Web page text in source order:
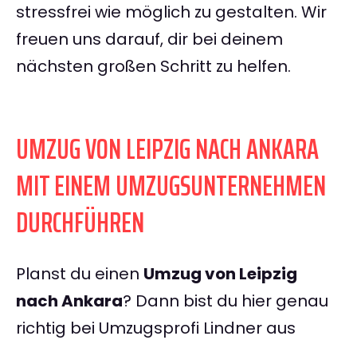
stressfrei wie möglich zu gestalten. Wir
freuen uns darauf, dir bei deinem
nächsten großen Schritt zu helfen.
UMZUG VON LEIPZIG NACH ANKARA
MIT EINEM UMZUGSUNTERNEHMEN
DURCHFÜHREN
Planst du einen Umzug von Leipzig
nach Ankara? Dann bist du hier genau
richtig bei Umzugsprofi Lindner aus